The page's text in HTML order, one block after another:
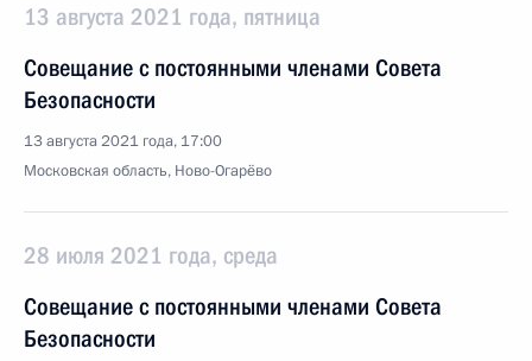
13 августа 2021 года, пятница
Совещание с постоянными членами Совета
Безопасности
13 августа 2021 года, 17:00
Московская область, Ново-Огарёво
28 июля 2021 года, среда
Совещание с постоянными членами Совета
Безопасности